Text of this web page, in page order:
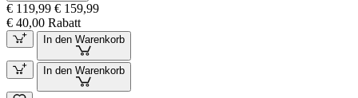
€ 119,99 € 159,99
€ 40,00 Rabatt
In den Warenkorb
In den Warenkorb